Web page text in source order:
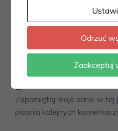
Zapamiętaj moje dane w
pisania kolejnych
Odrzuć
Zaakceptuj